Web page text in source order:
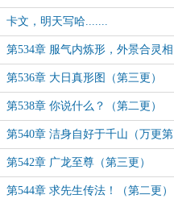
天）
卡文，明天写哈.......
第534章 服气内炼形，外景合灵相
（万字第十三天）
第536章 大日真形图（第三更）
第538章 你说什么？（第二更）
第540章 洁身自好于千山（万更第
15天）
第542章 广龙至尊（第三更）
第544章 求先生传法！（第二更）